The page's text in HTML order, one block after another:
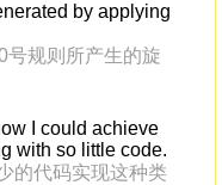
by applying
号规则所产生的旋
I could achieve
with so little code.
的代码实现这种类